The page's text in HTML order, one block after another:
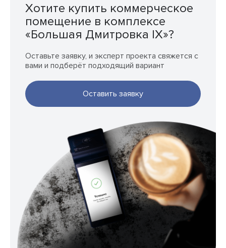
Хотите купить коммерческое
помещение в комплексе
«Большая Дмитровка IX»?
Оставьте заявку, и эксперт проекта свяжется с
вами и подберёт подходящий вариант
Оставить заявку